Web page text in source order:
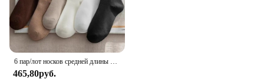
6 пар/лот носков средней длины с рюшами, женские дышащие однотонные носки, весенне-осенние удобные впитывающие пот носки для девочек
465,80руб.